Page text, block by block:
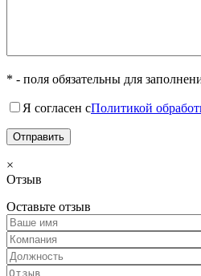
* - поля обязательны для
Я согласен сПолитикой
×
Отзыв
Оставьте отзыв